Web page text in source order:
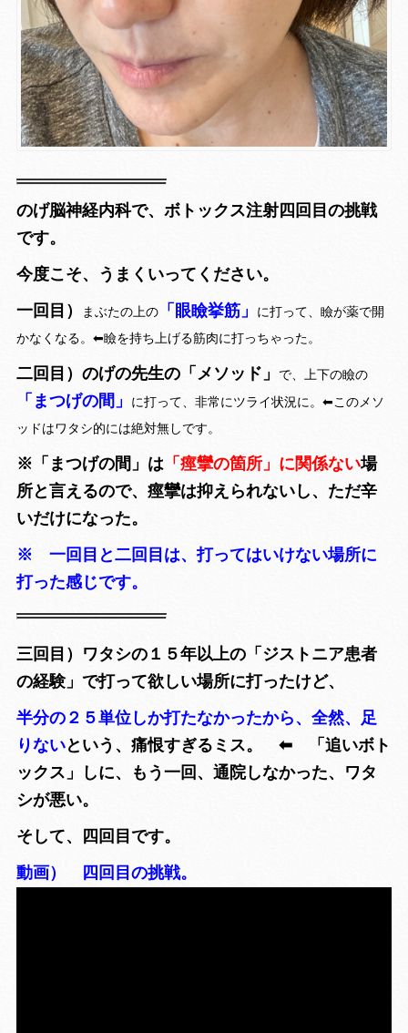
のげ脳神経内科で、ボトックス注射四回目の挑戦
です。
今度こそ、うまくいってください。
一回目）
まぶたの上の 「眼瞼挙筋」
に打って、瞼が薬で開
かなくなる。⬅︎瞼を持ち上げる筋肉に打っちゃった。
二回目）のげの先生の「メソッド」 で、上下の瞼の
「まつげの間」
に打って、非常にツライ状況に。⬅︎このメソ
ッドはワタシ的には絶対無しです。
※「まつげの間」は 「痙攣の箇所」に関係ない場
所と言えるので、痙攣は抑えられないし、ただ辛
いだけになった。
※ 一回目と二回目は、打ってはいけない場所に
打った感じです。
三回目）ワタシの１５年以上の「ジストニア患者
の経験」で打って欲しい場所に打ったけど、
半分の２５単位しか打たなかったから、全然、足
りないという、痛恨すぎるミス。 ⬅︎ 「追いボト
ックス」しに、もう一回、通院しなかった、ワタ
シが悪い。
そして、四回目です。
動画） 四回目の挑戦。